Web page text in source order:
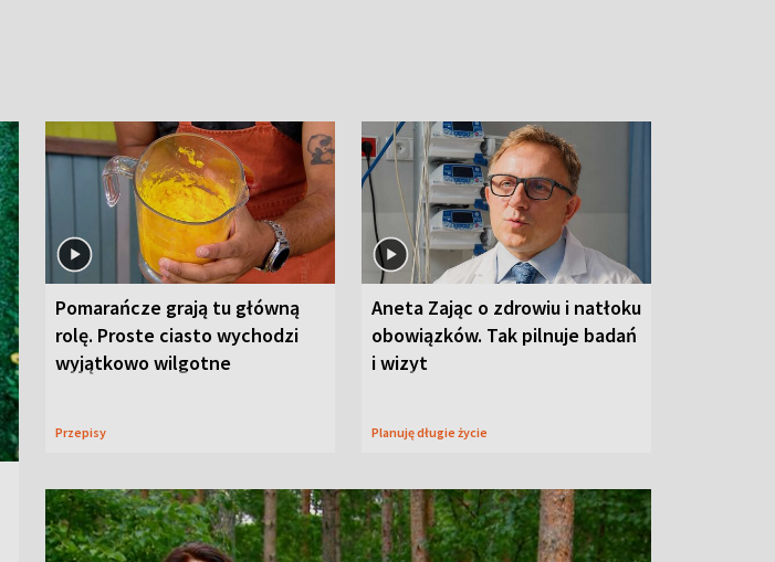
Pomarańcze grają tu główną
rolę. Proste ciasto wychodzi
wyjątkowo wilgotne
Przepisy
Aneta Zając o zdrowiu i natłoku
obowiązków. Tak pilnuje badań
i wizyt
Planuję długie życie